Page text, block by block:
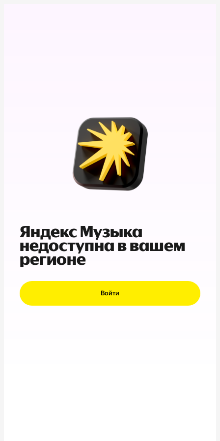
Яндекс Музыка
недоступна в вашем
регионе
Войти